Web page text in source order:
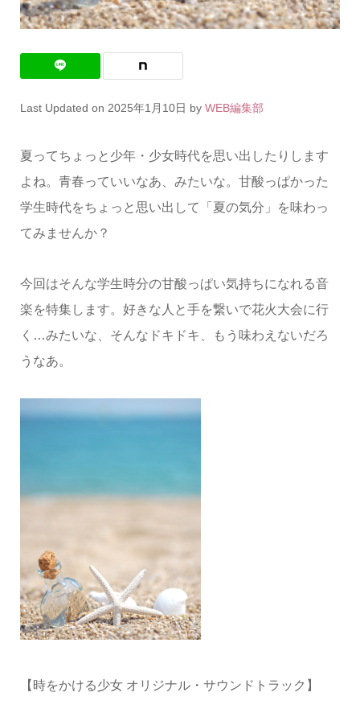
Last Updated on 2025年1月10日 by WEB編集部
夏ってちょっと少年・少女時代を思い出したりします
よね。青春っていいなあ、みたいな。甘酸っぱかった
学生時代をちょっと思い出して「夏の気分」を味わっ
てみませんか？
今回はそんな学生時分の甘酸っぱい気持ちになれる音
楽を特集します。好きな人と手を繋いで花火大会に行
く…みたいな、そんなドキドキ、もう味わえないだろ
うなあ。
【時をかける少女 オリジナル・サウンドトラック】